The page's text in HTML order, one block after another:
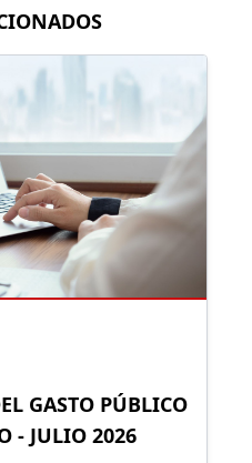
GASTO PÚBLICO
- JULIO 2026